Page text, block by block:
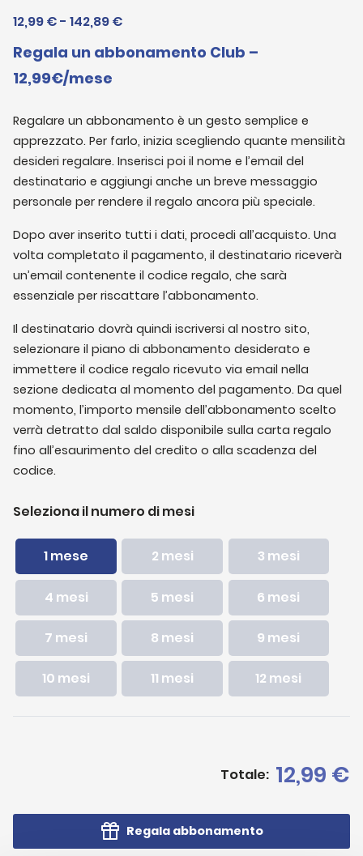
12,99€- 142,89€
a
142,89 €
Regala un abbonamento Club –
12,99€/mese
Regalare un abbonamento è un gesto semplice e
apprezzato. Per farlo, inizia scegliendo quante mensilità
desideri regalare. Inserisci poi il nome e l’email del
destinatario e aggiungi anche un breve messaggio
personale per rendere il regalo ancora più speciale.
Dopo aver inserito tutti i dati, procedi all’acquisto. Una
volta completato il pagamento, il destinatario riceverà
un’email contenente il codice regalo, che sarà
essenziale per riscattare l’abbonamento.
Il destinatario dovrà quindi iscriversi al nostro sito,
selezionare il piano di abbonamento desiderato e
immettere il codice regalo ricevuto via email nella
sezione dedicata al momento del pagamento. Da quel
momento, l’importo mensile dell’abbonamento scelto
verrà detratto dal saldo disponibile sulla carta regalo
fino all’esaurimento del credito o alla scadenza del
codice.
Seleziona il numero di mesi
1 mese 2 mesi 3 mesi
4 mesi 5 mesi 6 mesi
7 mesi 8 mesi 9 mesi
10 mesi 11 mesi 12 mesi
Totale: 12,99 €
Regala abbonamento